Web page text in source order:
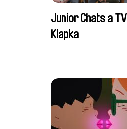
Junior Chats a TV
Klapka